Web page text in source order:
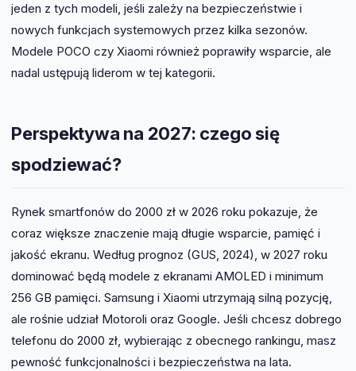
jeden z tych modeli, jeśli zależy na bezpieczeństwie i
nowych funkcjach systemowych przez kilka sezonów.
Modele POCO czy Xiaomi również poprawiły wsparcie, ale
nadal ustępują liderom w tej kategorii.
Perspektywa na 2027: czego się
spodziewać?
Rynek smartfonów do 2000 zł w 2026 roku pokazuje, że
coraz większe znaczenie mają długie wsparcie, pamięć i
jakość ekranu. Według prognoz (GUS, 2024), w 2027 roku
dominować będą modele z ekranami AMOLED i minimum
256 GB pamięci. Samsung i Xiaomi utrzymają silną pozycję,
ale rośnie udział Motoroli oraz Google. Jeśli chcesz dobrego
telefonu do 2000 zł, wybierając z obecnego rankingu, masz
pewność funkcjonalności i bezpieczeństwa na lata.